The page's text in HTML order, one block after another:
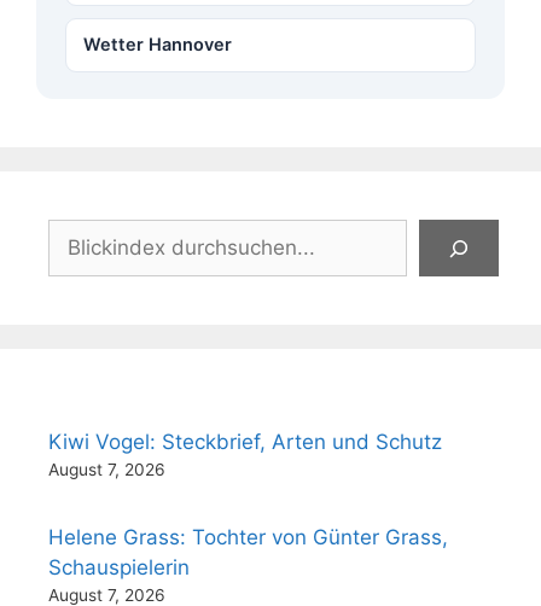
Wetter Hannover
Suchen
Kiwi Vogel: Steckbrief, Arten und Schutz
August 7, 2026
Helene Grass: Tochter von Günter Grass,
Schauspielerin
August 7, 2026